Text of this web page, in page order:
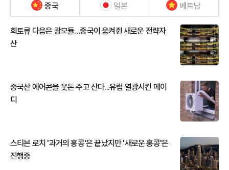
중국 일본 베트남
희토류 다음은 광모듈…중국이 움켜쥔 새로운 전략자
산
중국산 에어콘을 웃돈 주고 산다...유럽 열광시킨 메이
디
스티븐 로치 '과거의 홍콩'은 끝났지만 '새로운 홍콩'은
진행중